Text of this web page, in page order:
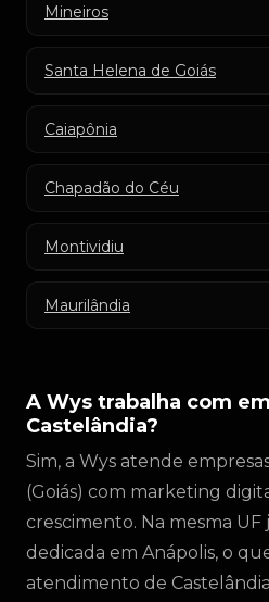
Mineiros
Santa Helena de Goiás
Caiapônia
Chapadão do Céu
Montividiu
Maurilândia
A Wys trabalha com
Castelândia?
Sim, a Wys atende
(Goiás) com marketing
crescimento. Na mesma UF
dedicada em Anápolis, o
atendimento de